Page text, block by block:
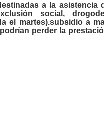
a la asistencia
social,
el martes).subsidio a
perder la